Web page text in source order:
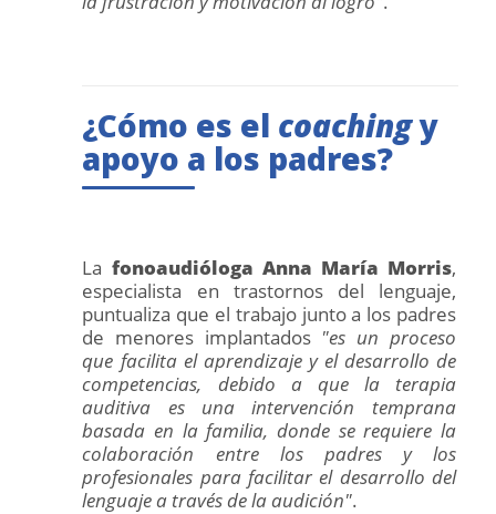
¿Cómo es el coachingy
apoyo a los padres?
La fonoaudióloga Anna María Morris,
especialista en trastornos del lenguaje,
puntualiza que el trabajo junto a los padres
de menores implantados "es un proceso
que facilita el aprendizaje y el desarrollo de
competencias, debido a que la terapia
auditiva es una intervención temprana
basada en la familia, donde se requiere la
colaboración entre los padres y los
profesionales para facilitar el desarrollo del
lenguaje a través de la audición".